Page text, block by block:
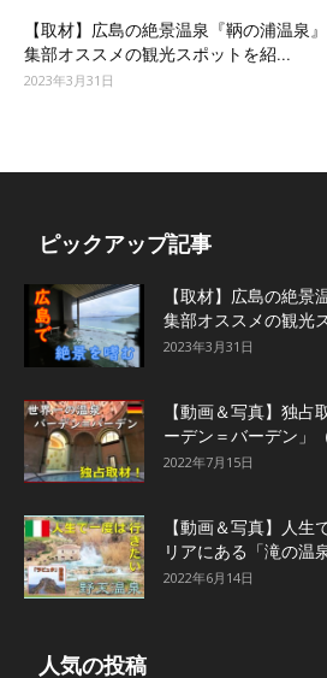
【取材】広島の絶景温泉『鞆の浦温泉
集部オススメの観光スポットを紹...
2023年3月31日
ピックアップ記事
【取材】広島の絶景
集部オススメの観光
2023年3月31日
【動画＆写真】独占
ーデン＝バーデン」
2022年7月15日
【動画＆写真】人生
リアにある「滝の温
2022年6月14日
人気の投稿